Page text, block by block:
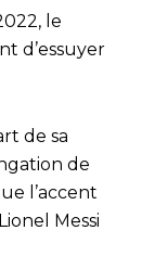
le
d’essuyer
de sa
de
l’accent
Messi